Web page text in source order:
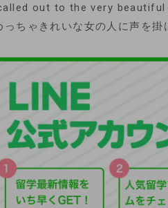
out to the very beautiful
っちゃきれいな女の人に声を掛